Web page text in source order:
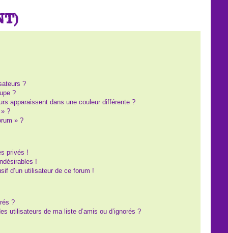
?
?
apparaissent dans une couleur différente ?
» ?
» ?
privés !
!
d’un utilisateur de ce forum !
?
utilisateurs de ma liste d’amis ou d’ignorés ?